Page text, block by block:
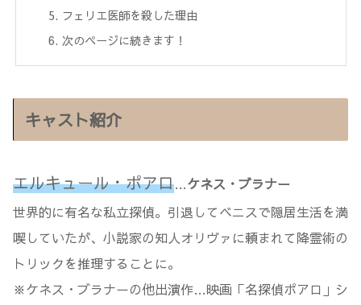
フェリエ医師を殺した理由
次のページに続きます！
キャスト紹介
エルキュール・ポアロ…ケネス・ブラナー
世界的に有名な私立探偵。引退してベニスで隠居生活を満
喫していたが、小説家の知人オリヴァに頼まれて降霊術の
トリックを推理することに。
※ケネス・ブラナーの他出演作…映画「名探偵ポアロ」シ